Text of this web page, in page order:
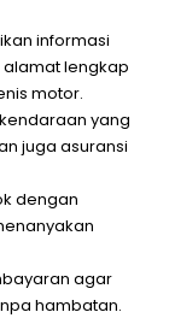
informasi
lengkap
motor.
yang
juga asuransi
dengan
agar
hambatan.